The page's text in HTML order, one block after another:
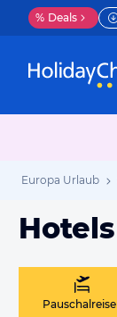
% Deals
Europa Urlaub